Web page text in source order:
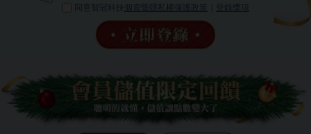
同意智冠科技 個資暨隱私權保護政策